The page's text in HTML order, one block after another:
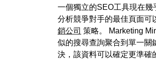
一個獨立的SEO工具現在幾
分析競爭對手的最佳頁面可
銷公司 策略。 Marketing
似的搜尋查詢聚合到單一關
決，該資料可以確定更準確